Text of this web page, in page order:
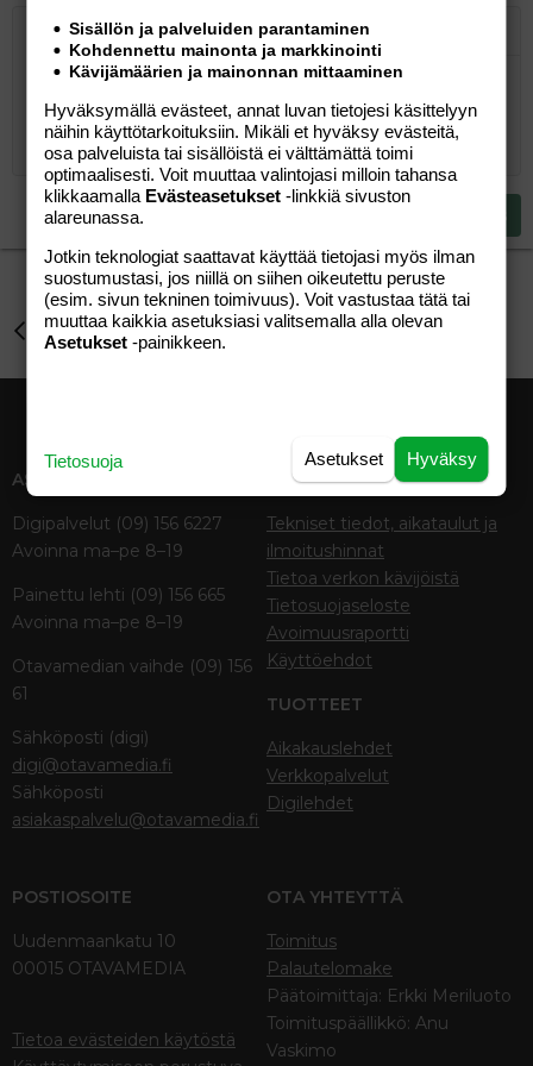
LihavoituKursivoitu
Laajennettuun editoriin…
Lista
Järjestetty lista
Järjestämätön lista
Suurenna sisennystä
Pienennä sisennystä
Laajennettuun editoriin…
Lisää hyperlinkki
Lisää kuva
HymiötLaajennettuun
Fontin koko
9
10
12
15
18
22
26
Tekstiväri
Kirjasintyyli
Arial
Book Antiqua
Courier New
Georgia
Times New Roman
Trebuchet MS
Verdana
YliviivaaAlleviivattu
Rivinsisäinen koodi
Rivinsisäinen spoiler
Tasaus Tasaa vasemmalle
Keskitä
Tasaa oikealle
Justify text
Paragraph format
Normal
Heading 1
Heading 2
Heading 3
LainausLisää video/media
Lisää taulukko
Insert horizontal line
SpoilerKoodi
Tee uudelleen
BBCode-näkymä
Poista muotoilu
LuonnoksetTallenna luonnos
Poista luonnos
Kirjoita vastaus...
Perhe-elämä
ASIAKASPALVELU
Digipalvelut (09) 156 6227
Avoinna ma–pe 8–19
Painettu lehti (09) 156 665
Avoinna ma–pe 8–19
Otavamedian vaihde (09) 156
61
Sähköposti (digi)
digi@otavamedia.fi
Sähköposti
asiakaspalvelu@otavamedia.fi
MEDIATIEDOT
Tekniset tiedot, aikataulut ja
ilmoitushinnat
Tietoa verkon kävijöistä
Tietosuojaseloste
Avoimuusraportti
Käyttöehdot
TUOTTEET
Aikakauslehdet
Verkkopalvelut
Digilehdet
POSTIOSOITE
Uudenmaankatu 10
00015 OTAVAMEDIA
Tietoa evästeiden käytöstä
OTA YHTEYTTÄ
Toimitus
Palautelomake
Päätoimittaja: Erkki Meriluoto
Toimituspäällikkö: Anu
Vaskimo
Sisällön ja palveluiden parantaminen
Kohdennettu mainonta ja markkinointi
Kävijämäärien ja mainonnan mittaaminen
Hyväksymällä evästeet, annat luvan tietojesi käsittelyyn
näihin käyttötarkoituksiin. Mikäli et hyväksy evästeitä,
osa palveluista tai sisällöistä ei välttämättä toimi
optimaalisesti. Voit muuttaa valintojasi milloin tahansa
klikkaamalla Evästeasetukset -linkkiä sivuston
alareunassa.
Jotkin teknologiat saattavat käyttää tietojasi myös ilman
suostumustasi, jos niillä on siihen oikeutettu peruste
(esim. sivun tekninen toimivuus). Voit vastustaa tätä tai
muuttaa kaikkia asetuksiasi valitsemalla alla olevan
Asetukset -painikkeen.
Hyväksy
Asetukset
Tietosuoja